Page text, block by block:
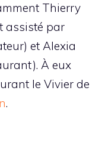
Thierry
assisté par
et Alexia
À eux
le Vivier de
.